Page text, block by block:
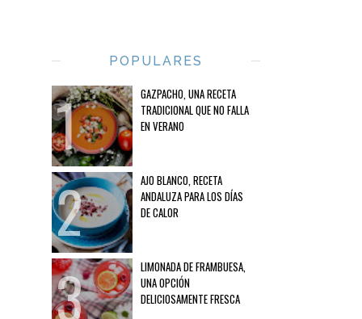
POPULARES
GAZPACHO, UNA RECETA
TRADICIONAL QUE NO FALLA
EN VERANO
AJO BLANCO, RECETA
ANDALUZA PARA LOS DÍAS
DE CALOR
LIMONADA DE FRAMBUESA,
UNA OPCIÓN
DELICIOSAMENTE FRESCA